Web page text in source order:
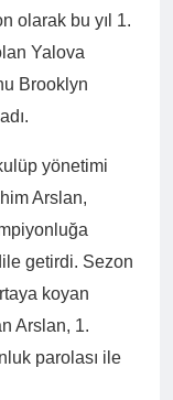
olarak bu yıl 1.
Yalova
Brooklyn
yönetimi
Arslan,
getirdi. Sezon
koyan
Arslan, 1.
parolası ile